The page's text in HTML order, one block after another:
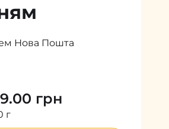
Нова Пошта
грн
г